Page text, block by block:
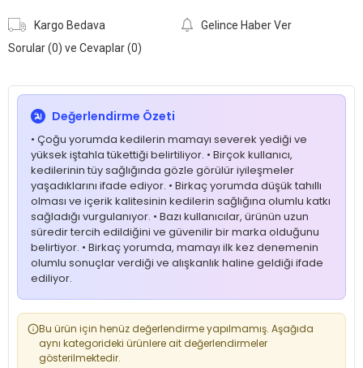
Kargo Bedava
Gelince Haber Ver
Sorular (0) ve Cevaplar (0)
Değerlendirme Özeti
• Çoğu yorumda kedilerin mamayı severek yediği ve
yüksek iştahla tükettiği belirtiliyor. • Birçok kullanıcı,
kedilerinin tüy sağlığında gözle görülür iyileşmeler
yaşadıklarını ifade ediyor. • Birkaç yorumda düşük tahıllı
olması ve içerik kalitesinin kedilerin sağlığına olumlu katkı
sağladığı vurgulanıyor. • Bazı kullanıcılar, ürünün uzun
süredir tercih edildiğini ve güvenilir bir marka olduğunu
belirtiyor. • Birkaç yorumda, mamayı ilk kez denemenin
olumlu sonuçlar verdiği ve alışkanlık haline geldiği ifade
ediliyor.
Bu ürün için henüz değerlendirme yapılmamış. Aşağıda
aynı kategorideki ürünlere ait değerlendirmeler
gösterilmektedir.